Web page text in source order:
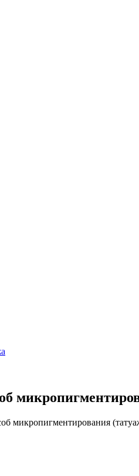
микропигментирования